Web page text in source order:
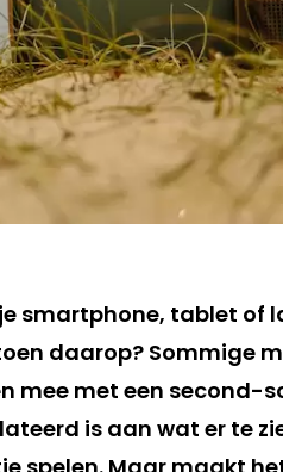
smartphone, tablet of
daarop? Sommige
mee met een second-
is aan wat er te